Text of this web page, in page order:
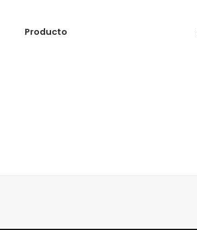
READ MORE
Producto